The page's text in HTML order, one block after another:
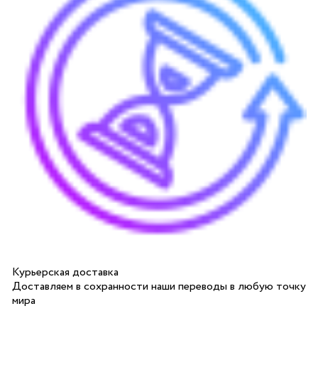
Курьерская доставка
Доставляем в сохранности наши переводы в любую точку
мира